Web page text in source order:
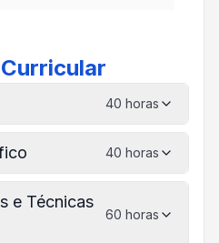
40 horas
40 horas
e Técnicas
60 horas